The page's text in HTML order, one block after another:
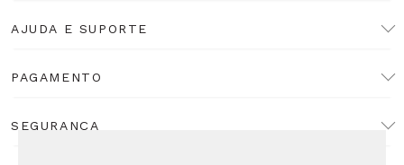
AJUDA E SUPORTE
PAGAMENTO
SEGURANÇA